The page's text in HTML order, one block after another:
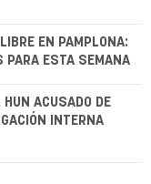
EN PAMPLONA:
PARA ESTA SEMANA
ACUSADO DE
INTERNA